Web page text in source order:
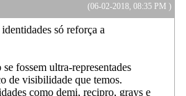
(06-02-2018, 08:35 PM )
só reforça a
fossem ultra-representades
de visibilidade que temos.
como demi, recipro, grays e